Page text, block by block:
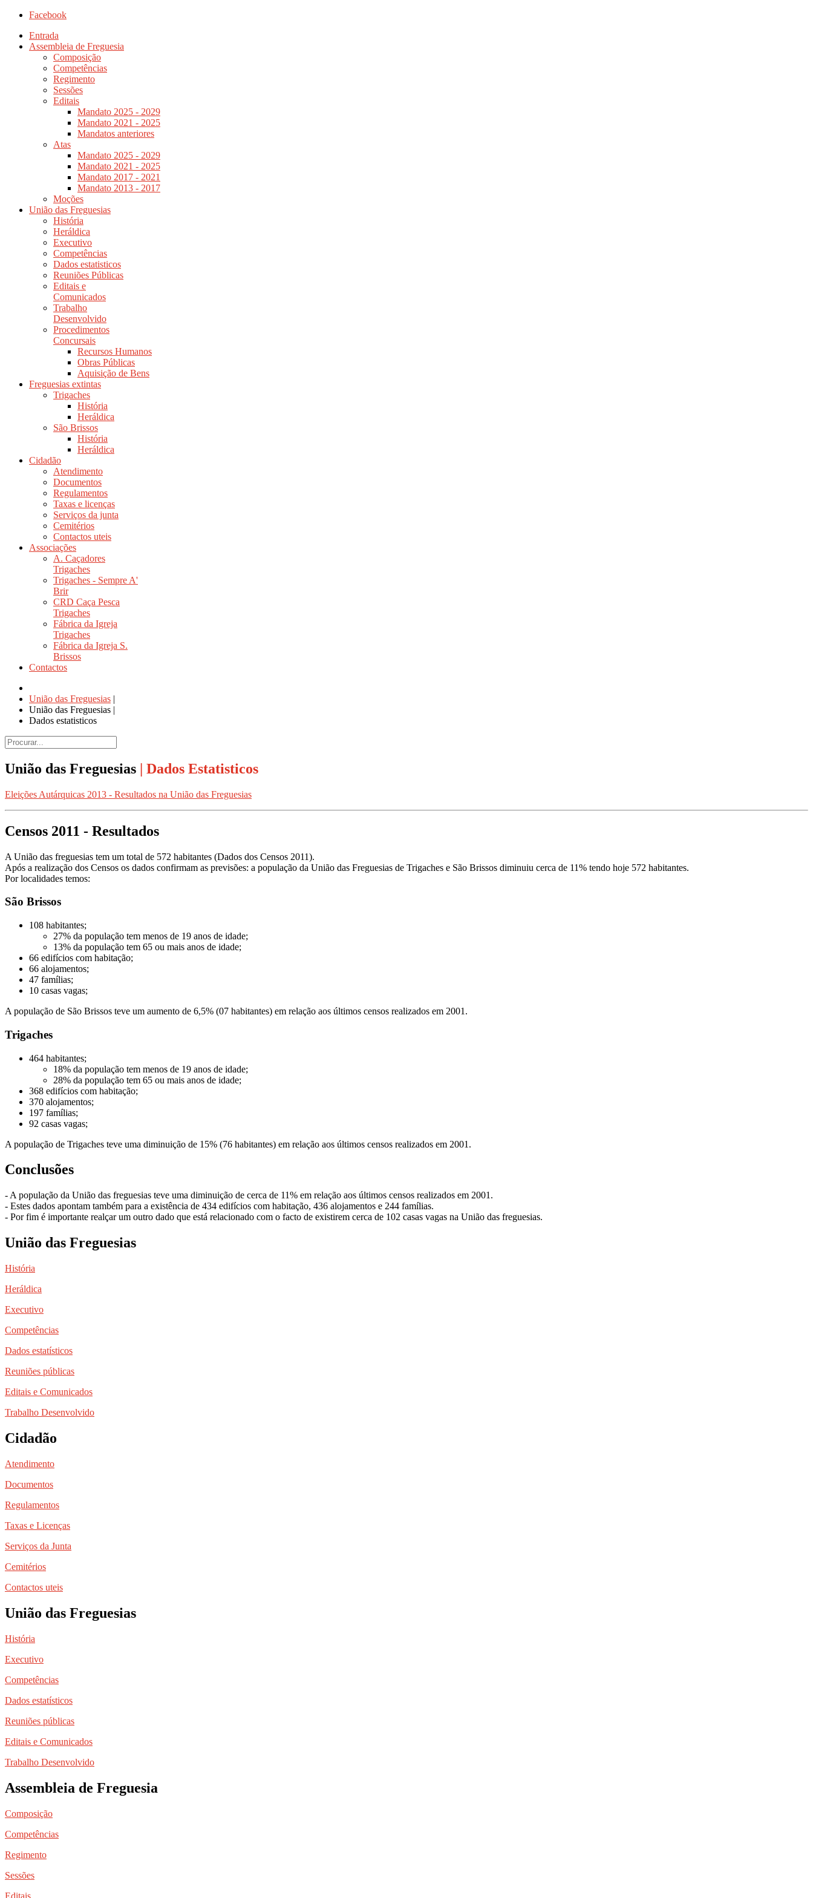
Facebook
Entrada
Assembleia de Freguesia
Composição
Competências
Regimento
Sessões
Editais
Mandato 2025 - 2029
Mandato 2021 - 2025
Mandatos anteriores
Atas
Mandato 2025 - 2029
Mandato 2021 - 2025
Mandato 2017 - 2021
Mandato 2013 - 2017
Moções
União das Freguesias
História
Heráldica
Executivo
Competências
Dados estatisticos
Reuniões Públicas
Editais e
Comunicados
Trabalho
Desenvolvido
Procedimentos
Concursais
Recursos Humanos
Obras Públicas
Aquisição de Bens
Freguesias extintas
Trigaches
História
Heráldica
São Brissos
História
Heráldica
Cidadão
Atendimento
Documentos
Regulamentos
Taxas e licenças
Serviços da junta
Cemitérios
Contactos uteis
Associações
A. Caçadores
Trigaches
Trigaches - Sempre A'
Brir
CRD Caça Pesca
Trigaches
Fábrica da Igreja
Trigaches
Fábrica da Igreja S.
Brissos
Contactos
União das Freguesias |
União das Freguesias |
Dados estatisticos
União das Freguesias | Dados Estatisticos
Eleições Autárquicas 2013 - Resultados na União das Freguesias
Censos 2011 - Resultados
A União das freguesias tem um total de 572 habitantes (Dados dos Censos 2011).
Após a realização dos Censos os dados confirmam as previsões: a população da União das Freguesias de Trigaches e São Brissos diminuiu cerca de 11% tendo hoje 572 habitantes.
Por localidades temos:
São Brissos
108 habitantes;
27% da população tem menos de 19 anos de idade;
13% da população tem 65 ou mais anos de idade;
66 edifícios com habitação;
66 alojamentos;
47 famílias;
10 casas vagas;
A população de São Brissos teve um aumento de 6,5% (07 habitantes) em relação aos últimos censos realizados em 2001.
Trigaches
464 habitantes;
18% da população tem menos de 19 anos de idade;
28% da população tem 65 ou mais anos de idade;
368 edifícios com habitação;
370 alojamentos;
197 famílias;
92 casas vagas;
A população de Trigaches teve uma diminuição de 15% (76 habitantes) em relação aos últimos censos realizados em 2001.
Conclusões
- A população da União das freguesias teve uma diminuição de cerca de 11% em relação aos últimos censos realizados em 2001.
- Estes dados apontam também para a existência de 434 edifícios com habitação, 436 alojamentos e 244 famílias.
- Por fim é importante realçar um outro dado que está relacionado com o facto de existirem cerca de 102 casas vagas na União das freguesias.
União das Freguesias
História
Heráldica
Executivo
Competências
Dados estatísticos
Reuniões públicas
Editais e Comunicados
Trabalho Desenvolvido
Cidadão
Atendimento
Documentos
Regulamentos
Taxas e Licenças
Serviços da Junta
Cemitérios
Contactos uteis
União das Freguesias
História
Executivo
Competências
Dados estatísticos
Reuniões públicas
Editais e Comunicados
Trabalho Desenvolvido
Assembleia de Freguesia
Composição
Competências
Regimento
Sessões
Editais